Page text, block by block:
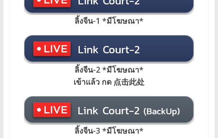
ลิ้งจีน-1 *มีโฆษณา*
ลิ้งจีน-2 *มีโฆษณา*
เข้าแล้ว กด 点击此处
ลิ้งจีน-3 *มีโฆษณา*